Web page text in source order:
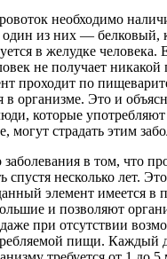
необходимо
один из них — белковый,
в желудке человека.
не получает никакой
проходит по
в организме. Это и
которые употребляют
могут страдать этим
заболевания в том, что
спустя несколько лет.
элемент имеется в
и позволяют
при отсутствии
пищи. Каждый